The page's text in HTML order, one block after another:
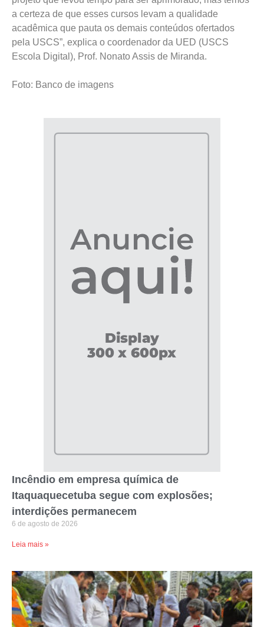
a certeza de que esses cursos levam a qualidade
acadêmica que pauta os demais conteúdos ofertados
pela USCS”, explica o coordenador da UED (USCS
Escola Digital), Prof. Nonato Assis de Miranda.
Foto: Banco de imagens
Incêndio em empresa química de
Itaquaquecetuba segue com explosões;
interdições permanecem
6 de agosto de 2026
Leia mais »